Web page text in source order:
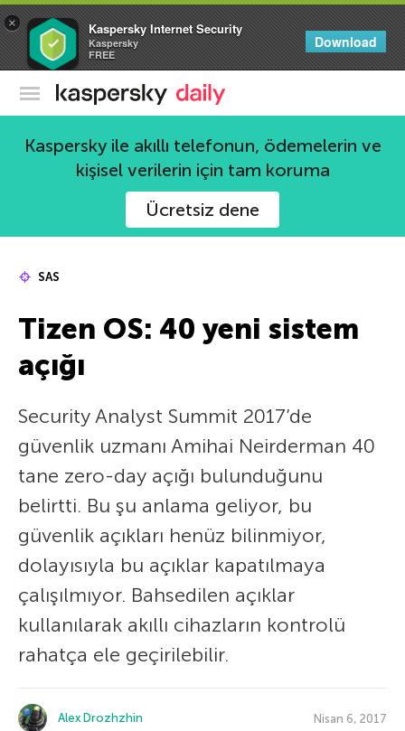
× Kaspersky Internet Security
Kaspersky
FREE
Download
Kaspersky Resmi Blogu
Kaspersky ile akıllı telefonun, ödemelerin ve
kişisel verilerin için tam koruma
Ücretsiz dene
SAS
Tizen OS: 40 yeni sistem
açığı
Security Analyst Summit 2017’de
güvenlik uzmanı Amihai Neirderman 40
tane zero-day açığı bulunduğunu
belirtti. Bu şu anlama geliyor, bu
güvenlik açıkları henüz bilinmiyor,
dolayısıyla bu açıklar kapatılmaya
çalışılmıyor. Bahsedilen açıklar
kullanılarak akıllı cihazların kontrolü
rahatça ele geçirilebilir.
Alex Drozhzhin Nisan 6, 2017